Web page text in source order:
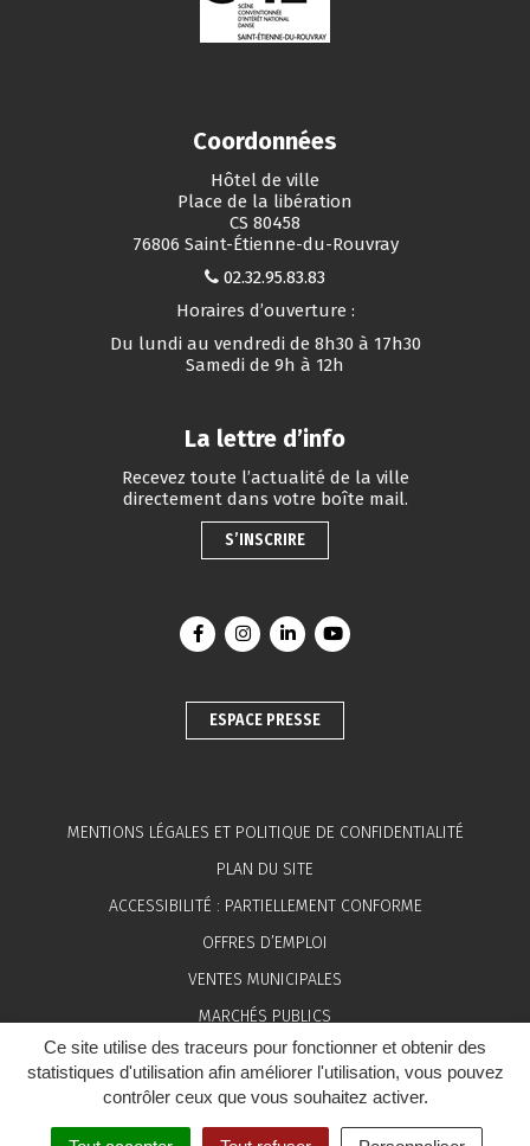
Ce site utilise des traceurs pour fonctionner et obtenir des
statistiques d'utilisation afin améliorer l'utilisation, vous pouvez
contrôler ceux que vous souhaitez activer.
Coordonnées
Hôtel de ville
Place de la libération
CS 80458
76806 Saint-Étienne-du-Rouvray
02.32.95.83.83
Horaires d’ouverture :
Du lundi au vendredi de 8h30 à 17h30
Samedi de 9h à 12h
La lettre d’info
Recevez toute l’actualité de la ville
directement dans votre boîte mail.
S’INSCRIRE
Lien vers le compte Facebook
Lien vers le compte Instagram
Lien vers le compte Linkedin
Lien vers la chaîne
ESPACE PRESSE
MENTIONS LÉGALES ET POLITIQUE DE CONFIDENTIALITÉ
PLAN DU SITE
ACCESSIBILITÉ : PARTIELLEMENT CONFORME
OFFRES D’EMPLOI
VENTES MUNICIPALES
MARCHÉS PUBLICS
ESPACE PRESSE